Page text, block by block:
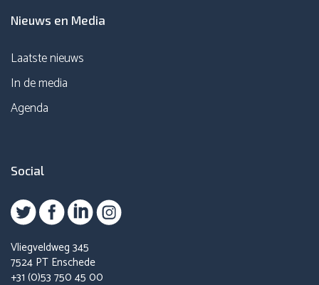
Nieuws en Media
Laatste nieuws
In de media
Agenda
Social
Vliegveldweg 345
7524 PT Enschede
+31 (0)53 750 45 00